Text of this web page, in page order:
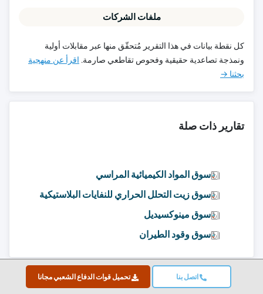
اتصل بنا تحميل قوات الدفاع الشعبي مجانا
ملفات الشركات
كل نقطة بيانات في هذا التقرير مُتحقّق منها عبر مقابلات أولية
ونمذجة تصاعدية حقيقية وفحوص تقاطعي صارمة. اقرأ عن منهجية
بحثنا →
تقارير ذات صلة
سوق المواد الكيميائية المراسي
سوق زيت التحلل الحراري للنفايات البلاستيكية
سوق مينوكسيديل
سوق وقود الطيران
انتقل إلى المحتوى